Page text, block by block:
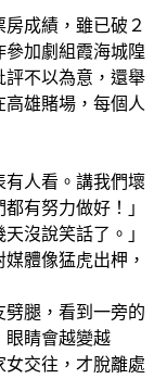
房成績，雖已破２
加劇組霞海城隍
評不以為意，還舉
雄賭場，每個人
人看。講我們壞
有努力做好！」
沒說笑話了。」
體像猛虎出柙，
腿，看到一旁的
眼睛會越變越
女交往，才脫離處